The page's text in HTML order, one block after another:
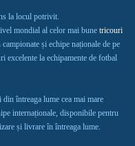
la locul potrivit.
mondial al celor mai bune tricouri
și echipe naționale de pe
excelente la echipamente de fotbal
întreaga lume cea mai mare
internaționale, disponibile pentru
și livrare în întreaga lume.